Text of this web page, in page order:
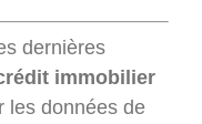
dernières
immobilier
les données de